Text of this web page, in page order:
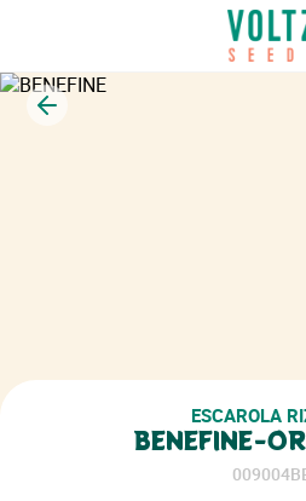
Volver
ESCAROLA
BENEFINE-